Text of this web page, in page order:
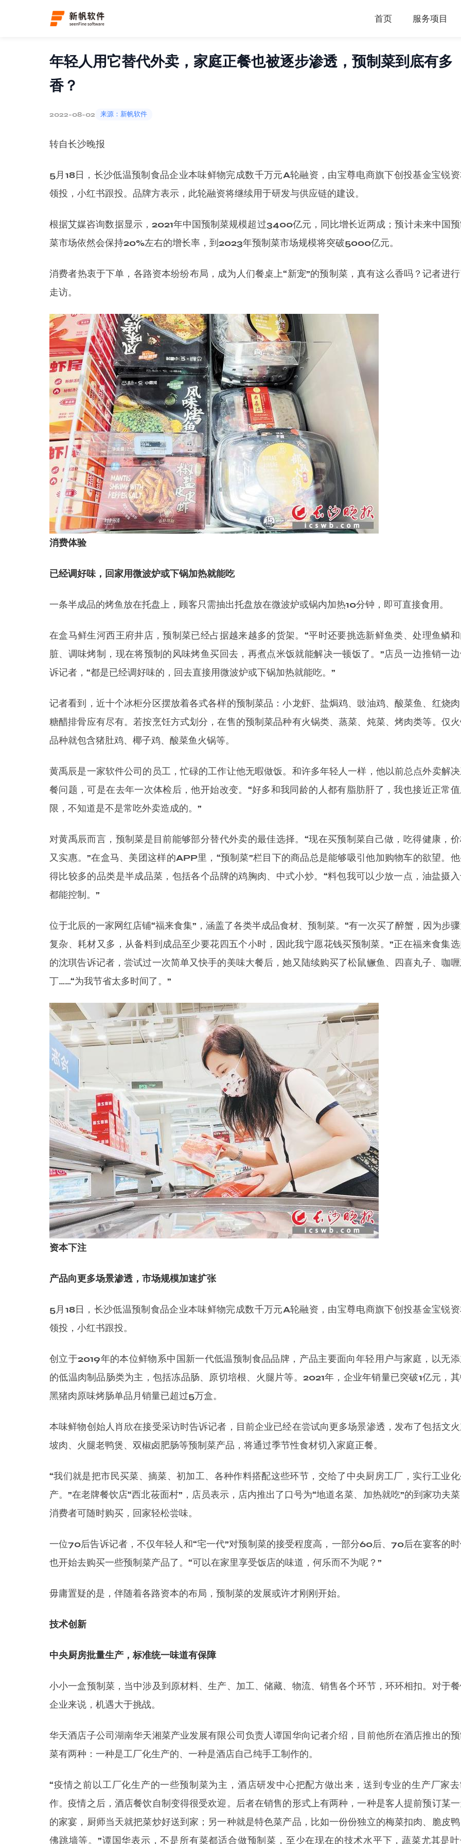
首页 服务项目
首页 新闻资讯
年轻人用它替代外卖，家庭正餐也被逐步渗透，预制菜到底有多
香？
2022-08-02 来源：新帆软件
转自长沙晚报
5月18日，长沙低温预制食品企业本味鲜物完成数千万元A轮融资，由宝尊电商旗下创投基金宝锐
领投，小红书跟投。品牌方表示，此轮融资将继续用于研发与供应链的建设。
根据艾媒咨询数据显示，2021年中国预制菜规模超过3400亿元，同比增长近两成；预计未来中国
菜市场依然会保持20%左右的增长率，到2023年预制菜市场规模将突破5000亿元。
消费者热衷于下单，各路资本纷纷布局，成为人们餐桌上“新宠”的预制菜，真有这么香吗？记者进
走访。
消费体验
已经调好味，回家用微波炉或下锅加热就能吃
一条半成品的烤鱼放在托盘上，顾客只需抽出托盘放在微波炉或锅内加热10分钟，即可直接食用。
在盒马鲜生河西王府井店，预制菜已经占据越来越多的货架。“平时还要挑选新鲜鱼类、处理鱼鳞
脏、调味烤制，现在将预制的风味烤鱼买回去，再煮点米饭就能解决一顿饭了。”店员一边推销一
诉记者，“都是已经调好味的，回去直接用微波炉或下锅加热就能吃。”
记者看到，近十个冰柜分区摆放着各式各样的预制菜品：小龙虾、盐焗鸡、豉油鸡、酸菜鱼、红烧
糖醋排骨应有尽有。若按烹饪方式划分，在售的预制菜品种有火锅类、蒸菜、炖菜、烤肉类等。仅
品种就包含猪肚鸡、椰子鸡、酸菜鱼火锅等。
黄禹辰是一家软件公司的员工，忙碌的工作让他无暇做饭。和许多年轻人一样，他以前总点外卖解
餐问题，可是在去年一次体检后，他开始改变。“好多和我同龄的人都有脂肪肝了，我也接近正常
限，不知道是不是常吃外卖造成的。”
对黄禹辰而言，预制菜是目前能够部分替代外卖的最佳选择。“现在买预制菜自己做，吃得健康，
又实惠。”在盒马、美团这样的APP里，“预制菜”栏目下的商品总是能够吸引他加购物车的欲望。
得比较多的品类是半成品菜，包括各个品牌的鸡胸肉、中式小炒。“料包我可以少放一点，油盐摄
都能控制。”
位于北辰的一家网红店铺“福来食集”，涵盖了各类半成品食材、预制菜。“有一次买了醉蟹，因为步
复杂、耗材又多，从备料到成品至少要花四五个小时，因此我宁愿花钱买预制菜。”正在福来食集
的沈琪告诉记者，尝试过一次简单又快手的美味大餐后，她又陆续购买了松鼠鳜鱼、四喜丸子、咖
丁……“为我节省太多时间了。”
资本下注
产品向更多场景渗透，市场规模加速扩张
5月18日，长沙低温预制食品企业本味鲜物完成数千万元A轮融资，由宝尊电商旗下创投基金宝锐
领投，小红书跟投。
创立于2019年的本位鲜物系中国新一代低温预制食品品牌，产品主要面向年轻用户与家庭，以无
的低温肉制品肠类为主，包括冻品肠、原切培根、火腿片等。2021年，企业年销量已突破1亿元，
黑猪肉原味烤肠单品月销量已超过5万盒。
本味鲜物创始人肖欣在接受采访时告诉记者，目前企业已经在尝试向更多场景渗透，发布了包括文
坡肉、火腿老鸭煲、双椒卤肥肠等预制菜产品，将通过季节性食材切入家庭正餐。
“我们就是把市民买菜、摘菜、初加工、各种作料搭配这些环节，交给了中央厨房工厂，实行工业
产。”在老牌餐饮店“西北莜面村”，店员表示，店内推出了口号为“地道名菜、加热就吃”的到家功夫
消费者可随时购买，回家轻松尝味。
一位70后告诉记者，不仅年轻人和“宅一代”对预制菜的接受程度高，一部分60后、70后在宴客的
也开始去购买一些预制菜产品了。“可以在家里享受饭店的味道，何乐而不为呢？”
毋庸置疑的是，伴随着各路资本的布局，预制菜的发展或许才刚刚开始。
技术创新
中央厨房批量生产，标准统一味道有保障
小小一盒预制菜，当中涉及到原材料、生产、加工、储藏、物流、销售各个环节，环环相扣。对于
企业来说，机遇大于挑战。
华天酒店子公司湖南华天湘菜产业发展有限公司负责人谭国华向记者介绍，目前他所在酒店推出的
菜有两种：一种是工厂化生产的、一种是酒店自己纯手工制作的。
“疫情之前以工厂化生产的一些预制菜为主，酒店研发中心把配方做出来，送到专业的生产厂家
作。疫情之后，酒店餐饮自制变得很受欢迎。后者在销售的形式上有两种，一种是客人提前预订某
的家宴，厨师当天就把菜炒好送到家；另一种就是特色菜产品，比如一份份独立的梅菜扣肉、脆皮
佛跳墙等。”谭国华表示，不是所有菜都适合做预制菜，至少在现在的技术水平下，蔬菜尤其是